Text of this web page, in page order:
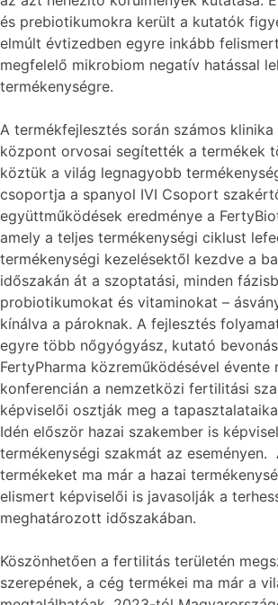
és prebiotikumokra került a kutatók
elmúlt évtizedben egyre inkább
megfelelő mikrobiom negatív hatással
termékenységre.
A termékfejlesztés során számos klinika
központ orvosai segítették a termékek
köztük a világ legnagyobb
csoportja a spanyol IVI Csoport
együttműködések eredménye a
amely a teljes termékenységi ciklust
termékenységi kezelésektől kezdve a
időszakán át a szoptatási, minden
probiotikumokat és vitaminokat –
kínálva a pároknak. A fejlesztés
egyre több nőgyógyász, kutató
FertyPharma közreműködésével évente
konferencián a nemzetközi fertilitási
képviselői osztják meg a
Idén először hazai szakember is
termékenységi szakmát az eseményen.
termékeket ma már a hazai
elismert képviselői is javasolják a
meghatározott időszakában.
Köszönhetően a fertilitás területén
szerepének, a cég termékei ma már a